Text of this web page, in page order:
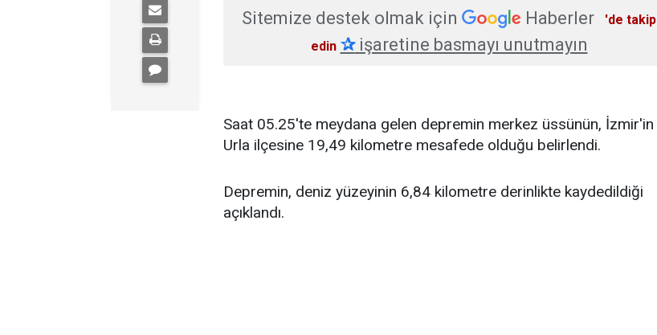
Sitemize destek olmak için Haberler
'de takip
edin ✰işaretine basmayı unutmayın
Saat 05.25'te meydana gelen depremin merkez üssünün, İzmir'in
Urla ilçesine 19,49 kilometre mesafede olduğu belirlendi.
Depremin, deniz yüzeyinin 6,84 kilometre derinlikte kaydedildiği
açıklandı.